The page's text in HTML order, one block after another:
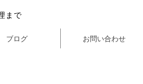
まで
ブログ お問い合わせ